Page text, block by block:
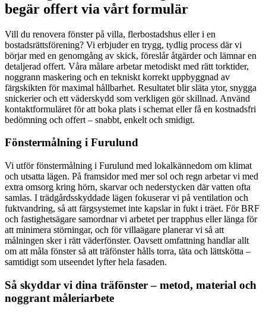
begär offert via vårt formulär
Vill du renovera fönster på villa, flerbostadshus eller i en
bostadsrättsförening? Vi erbjuder en trygg, tydlig process där vi
börjar med en genomgång av skick, föreslår åtgärder och lämnar en
detaljerad offert. Våra målare arbetar metodiskt med rätt torktider,
noggrann maskering och en tekniskt korrekt uppbyggnad av
färgskikten för maximal hållbarhet. Resultatet blir släta ytor, snygga
snickerier och ett väderskydd som verkligen gör skillnad. Använd
kontaktformuläret för att boka plats i schemat eller få en kostnadsfri
bedömning och offert – snabbt, enkelt och smidigt.
Fönstermålning i Furulund
Vi utför fönstermålning i Furulund med lokalkännedom om klimat
och utsatta lägen. På framsidor med mer sol och regn arbetar vi med
extra omsorg kring hörn, skarvar och nederstycken där vatten ofta
samlas. I trädgårdsskyddade lägen fokuserar vi på ventilation och
fuktvandring, så att färgsystemet inte kapslar in fukt i träet. För BRF
och fastighetsägare samordnar vi arbetet per trapphus eller länga för
att minimera störningar, och för villaägare planerar vi så att
målningen sker i rätt väderfönster. Oavsett omfattning handlar allt
om att måla fönster så att träfönster hålls torra, täta och lättskötta –
samtidigt som utseendet lyfter hela fasaden.
Så skyddar vi dina träfönster – metod, material och
noggrant måleriarbete